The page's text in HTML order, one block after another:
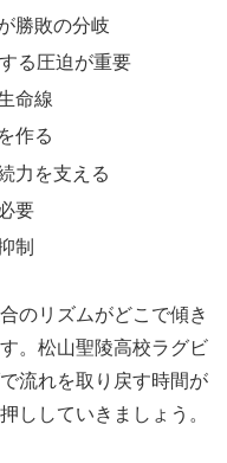
勝敗の分岐
る圧迫が重要
命線
作る
力を支える
要
制
のリズムがどこで傾き
。松山聖陵高校ラグビ
流れを取り戻す時間が
ししていきましょう。